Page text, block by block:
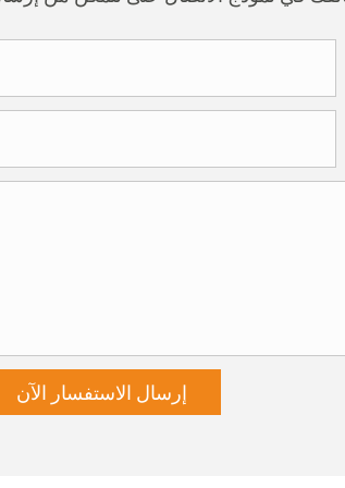
إرسال الاستفسار الآن